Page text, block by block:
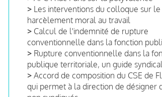
> Les interventions du colloque sur le
harcèlement moral au travail
> Calcul de l'indemnité de rupture
conventionnelle dans la fonction
> Rupture conventionnelle dans la
publique territoriale, un guide syndical
> Accord de composition du CSE de
qui permet à la direction de désigner